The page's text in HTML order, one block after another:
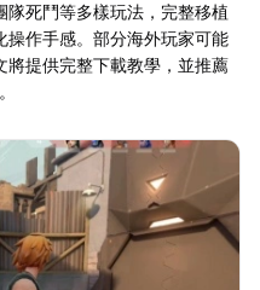
死鬥等多樣玩法，完整移植
操作手感。部分海外玩家可能
將提供完整下載教學，並推薦